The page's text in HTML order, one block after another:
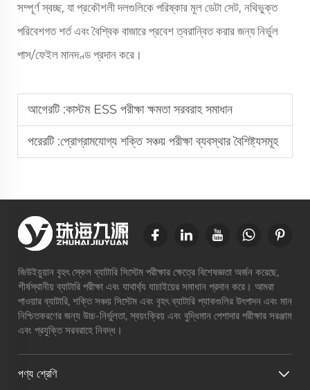
সম্পূর্ণ স্বচ্ছ, যা প্রকৌশলী দলগুলিকে পরিষ্কার মূল ডেটা সেট, নথিভুক্ত
পরিবেশগত শর্ত এবং বৈশ্বিক বাজারে প্রবেশ ত্বরান্বিত করার জন্য নির্ভুল
পাস/ফেইল মানদণ্ড প্রদান করে।
আগেরটি :কাস্টম ESS পরীক্ষা ক্ষমতা সরবরাহ সমাধান
পরেরটি :প্রোগ্রামযোগ্য শক্তি সঞ্চয় পরীক্ষা ব্যবস্থার বৈশিষ্ট্যসমূহ
জিউইয়ুয়ান বৃহৎ স্কেল ব্যাটারি সিস্টেম পরীক্ষার ক্ষেত্রে বিশেষজ্ঞতা অর্জন করেছে,
শীর্ষস্থানীয় ব্যাটারি পরীক্ষা এবং যাথার্থ্য যাচাইয়ের সমাধান প্রদান করে। আমরা
পাওয়ার ব্যাটারি, শক্তি সঞ্চয় সিস্টেম এবং বৃহৎ ব্যাটারি প্যাকগুলির উৎপাদন এবং মান
নিশ্চিতকরণের জন্য উচ্চ-নির্ভুলতা, স্বয়ংক্রিয় এবং বুদ্ধিমান পেশাদার পরীক্ষার সরঞ্জাম
এবং প্রযুক্তি সরবরাহে নিবদ্ধ।
পণ্য শ্রেণি